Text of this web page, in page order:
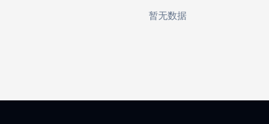
暂无数据